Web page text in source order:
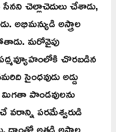
చెల్లాచెదులు చేశాడు,
అభిమన్యుడి అస్త్రాల
మరోవైపు
చొరబడిన
సైంధవుడు అడ్డు
మిగతా పాండవులను
వరాన్ని పరమేశ్వరుడి